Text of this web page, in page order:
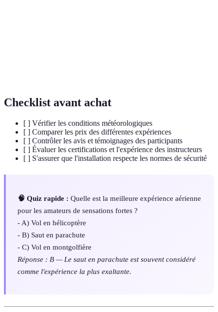
Checklist avant achat
[ ] Vérifier les conditions météorologiques
[ ] Comparer les prix des différentes expériences
[ ] Contrôler les avis et témoignages des participants
[ ] Évaluer les certifications et l'expérience des instructeurs
[ ] S'assurer que l'installation respecte les normes de sécurité
🧠 Quiz rapide : Quelle est la meilleure expérience aérienne
pour les amateurs de sensations fortes ?
- A) Vol en hélicoptère
- B) Saut en parachute
- C) Vol en montgolfière
Réponse : B — Le saut en parachute est souvent considéré
comme l'expérience la plus exaltante.